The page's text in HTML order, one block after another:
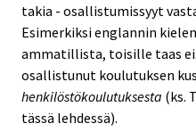
takia - osallistumissyyt
Esimerkiksi englannin
ammatillista, toisille taas
osallistunut koulutuksen
henkilöstökoulutuksesta (ks.
tässä lehdessä).